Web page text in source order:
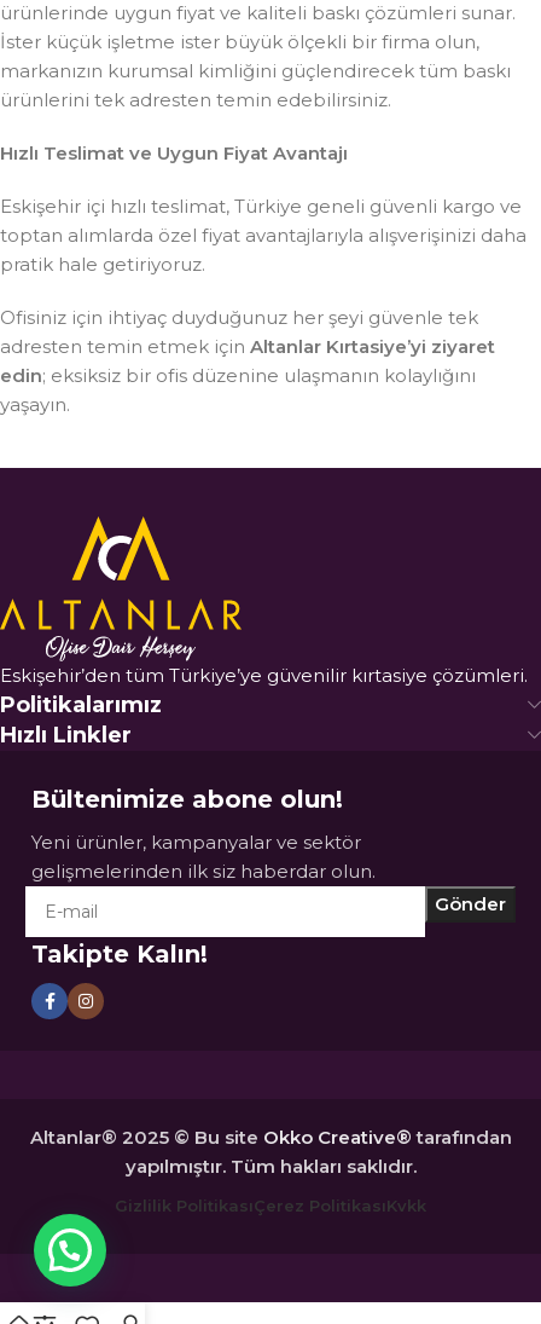
ürünlerinde uygun fiyat ve kaliteli baskı çözümleri sunar.
İster küçük işletme ister büyük ölçekli bir firma olun,
markanızın kurumsal kimliğini güçlendirecek tüm baskı
ürünlerini tek adresten temin edebilirsiniz.
Hızlı Teslimat ve Uygun Fiyat Avantajı
Eskişehir içi hızlı teslimat, Türkiye geneli güvenli kargo ve
toptan alımlarda özel fiyat avantajlarıyla alışverişinizi daha
pratik hale getiriyoruz.
Ofisiniz için ihtiyaç duyduğunuz her şeyi güvenle tek
adresten temin etmek için Altanlar Kırtasiye’yi ziyaret
edin; eksiksiz bir ofis düzenine ulaşmanın kolaylığını
yaşayın.
Eskişehir’den tüm Türkiye’ye güvenilir kırtasiye çözümleri.
Politikalarımız
Hızlı Linkler
Bültenimize abone olun!
Yeni ürünler, kampanyalar ve sektör
gelişmelerinden ilk siz haberdar olun.
Takipte Kalın!
Altanlar® 2025 © Bu site Okko Creative® tarafından
yapılmıştır. Tüm hakları saklıdır.
Gizlilik PolitikasıÇerez PolitikasıKvkk